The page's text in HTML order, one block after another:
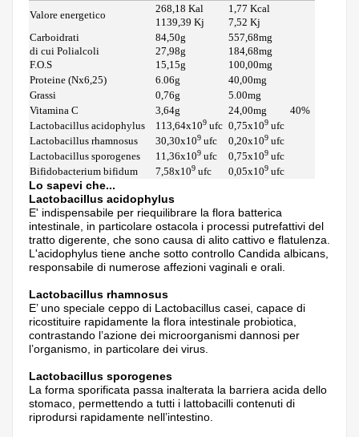
Valore energetico
268,18 Kal
1139,39 Kj
1,77 Kcal
7,52 Kj
Carboidrati
di cui Polialcoli
F.O.S
84,50g
27,98g
15,15g
557,68mg
184,68mg
100,00mg
Proteine (Nx6,25)
6.06g
40,00mg
Grassi
0,76g
5.00mg
Vitamina C
3,64g 24,00mg
40%
Lactobacillus acidophylus
113,64x109 ufc 0,75x109 ufc
Lactobacillus rhamnosus
30,30x109 ufc 0,20x109 ufc
Lactobacillus sporogenes
11,36x109 ufc 0,75x109 ufc
Bifidobacterium bifidum
7,58x109 ufc 0,05x109 ufc
Lo sapevi che...
Lactobacillus acidophylus
E' indispensabile per riequilibrare la flora batterica
intestinale, in particolare ostacola i processi putrefattivi del
tratto digerente, che sono causa di alito cattivo e flatulenza.
L'acidophylus tiene anche sotto controllo Candida albicans,
responsabile di numerose affezioni vaginali e orali.
Lactobacillus rhamnosus
E’ uno speciale ceppo di Lactobacillus casei, capace di
ricostituire rapidamente la flora intestinale probiotica,
contrastando l’azione dei microorganismi dannosi per
l’organismo, in particolare dei virus.
Lactobacillus sporogenes
La forma sporificata passa inalterata la barriera acida dello
stomaco, permettendo a tutti i lattobacilli contenuti di
riprodursi rapidamente nell’intestino.